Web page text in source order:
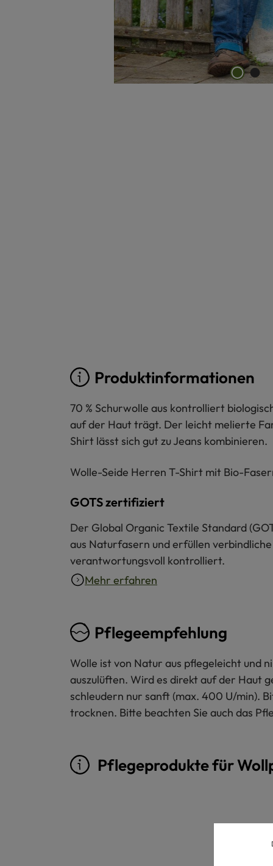
Produktinformationen
70 % Schurwolle aus kontrolliert
auf der Haut trägt. Der leicht melierte
Shirt lässt sich gut zu Jeans kombinieren.
Wolle-Seide Herren T-Shirt mit Bio-
GOTS zertifiziert
Der Global Organic Textile Standard
aus Naturfasern und erfüllen
verantwortungsvoll kontrolliert.
Mehr erfahren
Pflegeempfehlung
Wolle ist von Natur aus pflegeleicht und
auszulüften. Wird es direkt auf der Haut
schleudern nur sanft (max. 400 U/min).
trocknen. Bitte beachten Sie auch das
Pflegeprodukte für